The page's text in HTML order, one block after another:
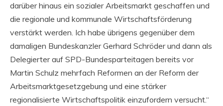
darüber hinaus ein sozialer Arbeitsmarkt geschaffen und
die regionale und kommunale Wirtschaftsförderung
verstärkt werden. Ich habe übrigens gegenüber dem
damaligen Bundeskanzler Gerhard Schröder und dann als
Delegierter auf SPD-Bundesparteitagen bereits vor
Martin Schulz mehrfach Reformen an der Reform der
Arbeitsmarktgesetzgebung und eine stärker
regionalisierte Wirtschaftspolitik einzufordern versucht.“